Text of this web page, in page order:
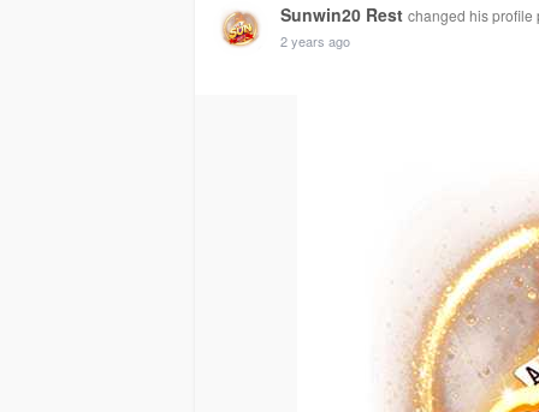
Sunwin20 Rest changed his profile
2 years ago